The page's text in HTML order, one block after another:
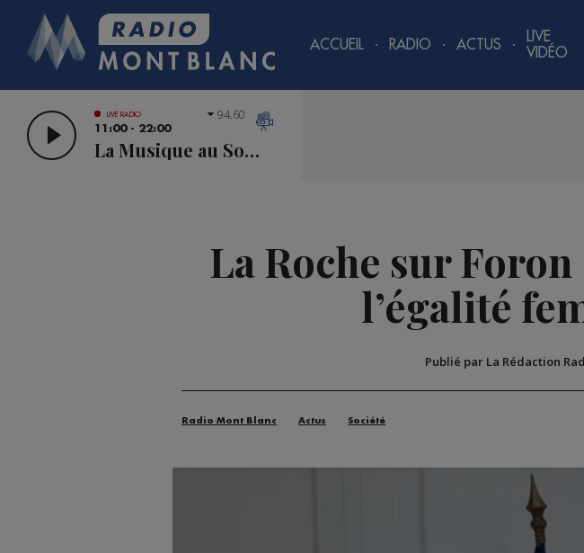
ACCUEIL RADIO ACTUS
LIVE
VIDÉO
LIVE RADIO
11:00 - 22:00
La Musique au Sommet
94.60
La Roche sur
l’égalité
Publié par La Rédaction
Radio Mont Blanc Actus Société